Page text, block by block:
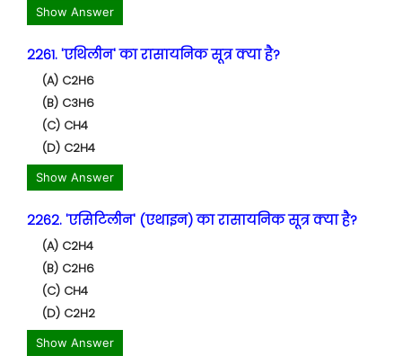
Show Answer
2261. 'एथिलीन' का रासायनिक सूत्र क्या है?
(A) C2H6
(B) C3H6
(C) CH4
(D) C2H4
Show Answer
2262. 'एसिटिलीन' (एथाइन) का रासायनिक सूत्र क्या है?
(A) C2H4
(B) C2H6
(C) CH4
(D) C2H2
Show Answer